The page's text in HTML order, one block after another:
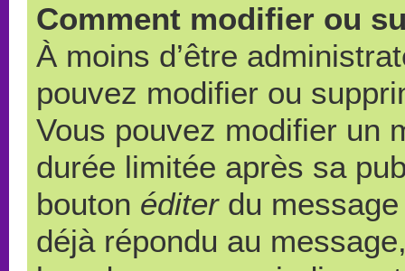
Comment modifier ou
À moins d’être
pouvez modifier ou
Vous pouvez modifier un
durée limitée après sa
bouton éditerdu message
déjà répondu au